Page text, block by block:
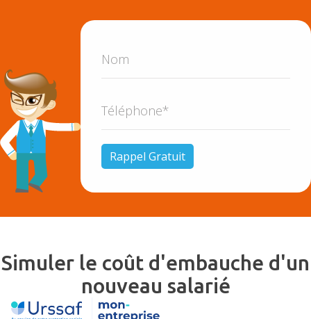
Simuler le coût d'embauche d'un
nouveau salarié